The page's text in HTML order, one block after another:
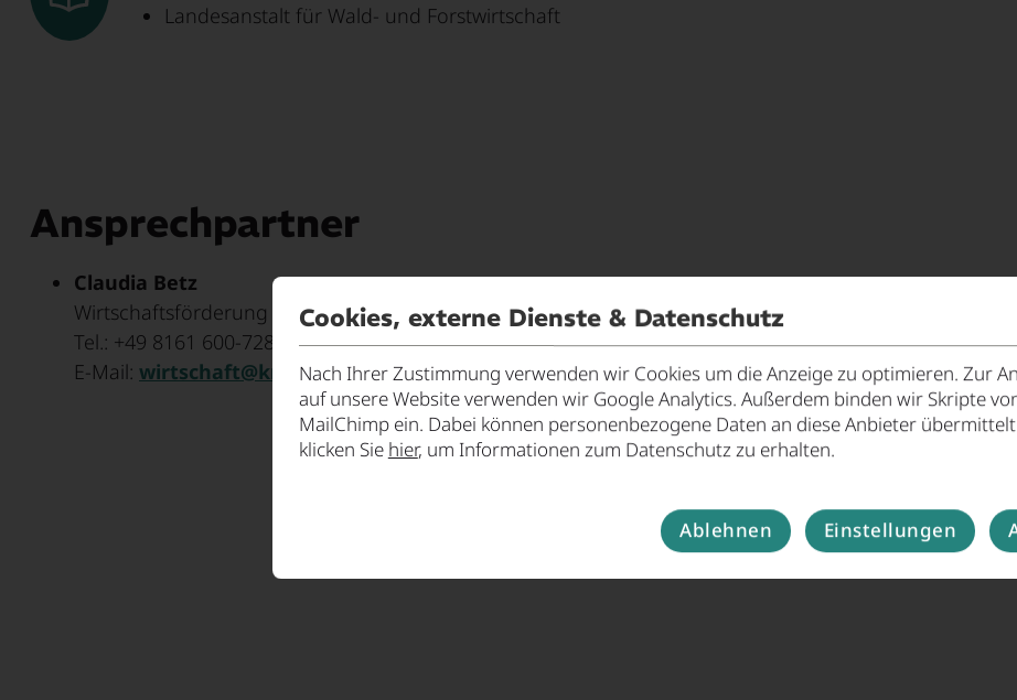
Landesanstalt für Wald- und Forstwirtschaft
Ansprechpartner
Claudia Betz
Wirtschaftsförderung Landkreis Freising
Tel.: +49 8161 600-728
E-Mail: wirtschaft@kreis-fs.de
Cookies, externe Dienste & Datenschutz
Nach Ihrer Zustimmung verwenden wir Cookies um die Anzeige zu optimieren. Zur
auf unsere Website verwenden wir Google Analytics. Außerdem binden wir Skripte
MailChimp ein. Dabei können personenbezogene Daten an diese Anbieter
klicken Sie hier, um Informationen zum Datenschutz zu erhalten.
Ablehnen Einstellungen